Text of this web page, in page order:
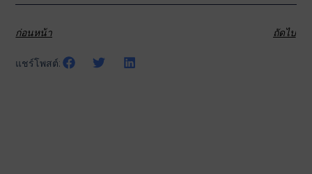
ก่อนหน้า ถัดไป
แชร์โพสต์: